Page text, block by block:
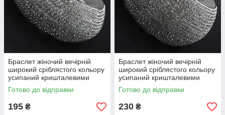
Браслет жіночий вечірній
широкий сріблястого кольору
усипаний кришталевими
камінчиками довжина 65 мм
ширина 35 мм
Готово до відправки
195 ₴
Браслет жіночий вечірній
широкий сріблястого кольору
усипаний кришталевими
камінчиками довжина 65 мм
ширина 45 мм
Готово до відправки
230 ₴